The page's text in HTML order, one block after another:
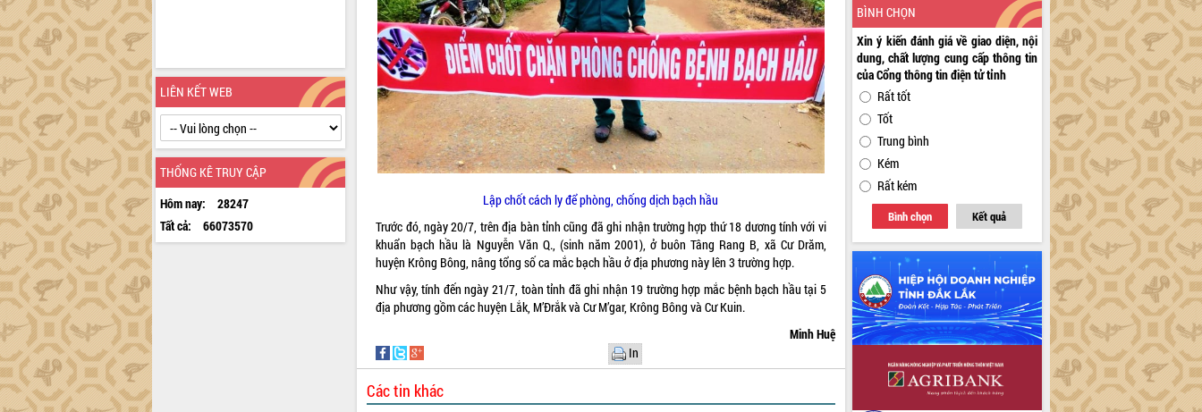
LIÊN KẾT WEB
THỐNG KÊ TRUY CẬP
Hôm nay:
28247
Tất cả:
66073570
Lập chốt cách ly để phòng, chống dịch bạch hầu
Trước đó, ngày 20/7, trên địa bàn tỉnh cũng đã ghi nhận trường hợp thứ 18 dương tính với vi
khuẩn bạch hầu là Nguyễn Văn Q., (sinh năm 2001), ở buôn Tâng Rang B, xã Cư Drăm,
huyện Krông Bông, nâng tổng số ca mắc bạch hầu ở địa phương này lên 3 trường hợp.
Như vậy, tính đến ngày 21/7, toàn tỉnh đã ghi nhận 19 trường hợp mắc bệnh bạch hầu tại 5
địa phương gồm các huyện Lắk, M’Đrắk và Cư M’gar, Krông Bông và Cư Kuin.
Minh Huệ
In
Các tin khác
BÌNH CHỌN
Xin ý kiến đánh giá về giao diện, nội
dung, chất lượng cung cấp thông tin
của Cổng thông tin điện tử tỉnh
Rất tốt
Tốt
Trung bình
Kém
Rất kém
Bình chọn Kết quả